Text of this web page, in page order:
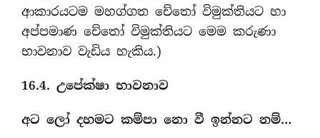
ආකාරයටම මහග්ගත චේතෝ විමුක්තියට හා
අප්පමාණ චේතෝ විමුක්තියට මෙම කරුණා
භාවනාව වැඩිය හැකිය.)
16.4. උපේක්ෂා භාවනාව
අට ලෝ දහමට කම්පා නො වී ඉන්නට නම්…